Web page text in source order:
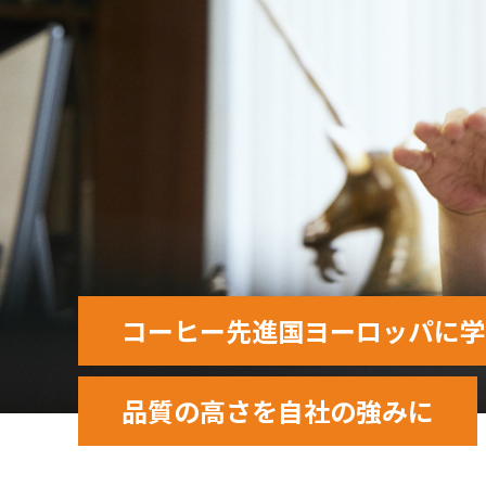
コーヒー先進国ヨーロッパに
品質の高さを自社の強みに